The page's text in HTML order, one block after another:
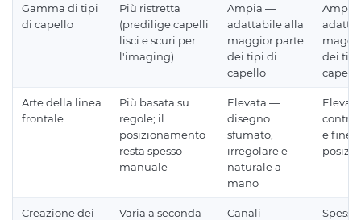
Gamma di tipi
di capello
Più ristretta
(predilige capelli
lisci e scuri per
l'imaging)
Ampia —
adattabile alla
maggior parte
dei tipi di
capello
dei
capello
Arte della linea
frontale
Più basata su
regole; il
posizionamento
resta spesso
manuale
Elevata —
disegno
sfumato,
irregolare e
naturale a
mano
e fine
Creazione dei
Varia a seconda
Canali